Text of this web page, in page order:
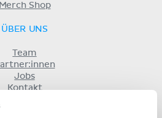
Merch Shop
ÜBER UNS
Team
Jobs
Kontakt